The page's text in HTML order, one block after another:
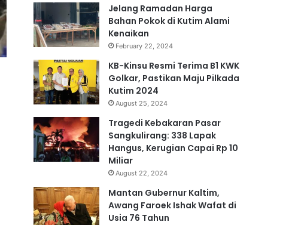
Jelang Ramadan Harga
Bahan Pokok di Kutim Alami
Kenaikan
February 22, 2024
KB-Kinsu Resmi Terima B1 KWK
Golkar, Pastikan Maju Pilkada
Kutim 2024
August 25, 2024
Tragedi Kebakaran Pasar
Sangkulirang: 338 Lapak
Hangus, Kerugian Capai Rp 10
Miliar
August 22, 2024
Mantan Gubernur Kaltim,
Awang Faroek Ishak Wafat di
Usia 76 Tahun